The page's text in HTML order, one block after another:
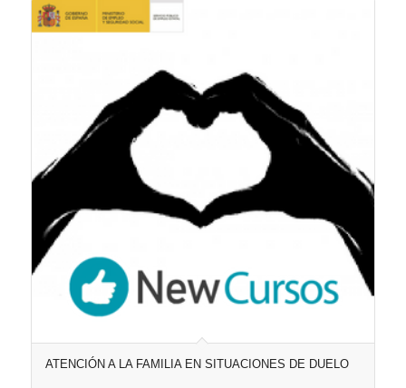
ATENCIÓN A LA FAMILIA EN SITUACIONES DE DUELO